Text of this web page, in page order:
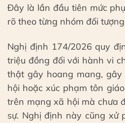
Đây là lần đầu tiên mức
rõ theo từng nhóm đối
Nghị định 174/2026 quy
triệu đồng đối với hành vi
thật gây hoang mang,
hội hoặc xúc phạm tôn
trên mạng xã hội mà chưa
sự. Nghị định này cũng xử